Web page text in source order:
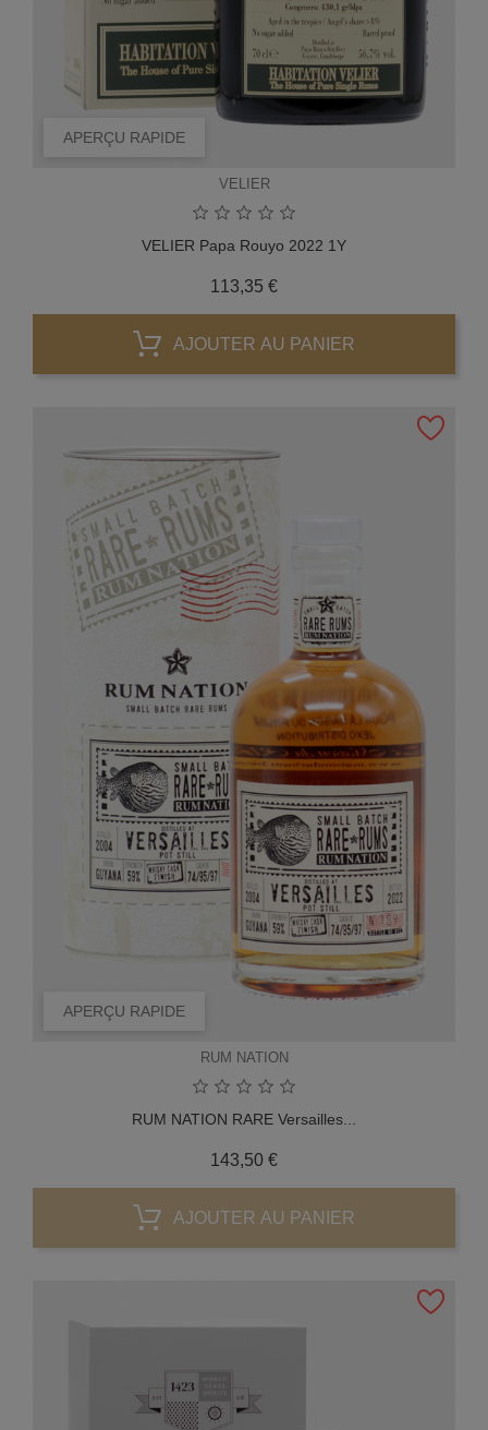
APERÇU RAPIDE
VELIER
VELIER Papa Rouyo 2022 1Y
113,35 €Prix
AJOUTER AU PANIER
APERÇU RAPIDE
RUM NATION
RUM NATION RARE Versailles...
143,50 €Prix
AJOUTER AU PANIER